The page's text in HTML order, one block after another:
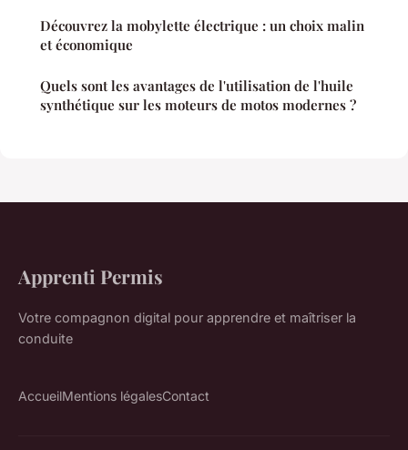
Découvrez la mobylette électrique : un choix malin
et économique
Quels sont les avantages de l'utilisation de l'huile
synthétique sur les moteurs de motos modernes ?
Apprenti Permis
Votre compagnon digital pour apprendre et maîtriser la
conduite
AccueilMentions légalesContact